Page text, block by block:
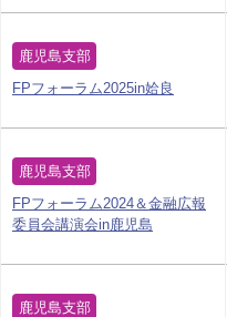
鹿児島支部
FPフォーラム2025in姶良
鹿児島支部
FPフォーラム2024＆金融広報
委員会講演会in鹿児島
鹿児島支部